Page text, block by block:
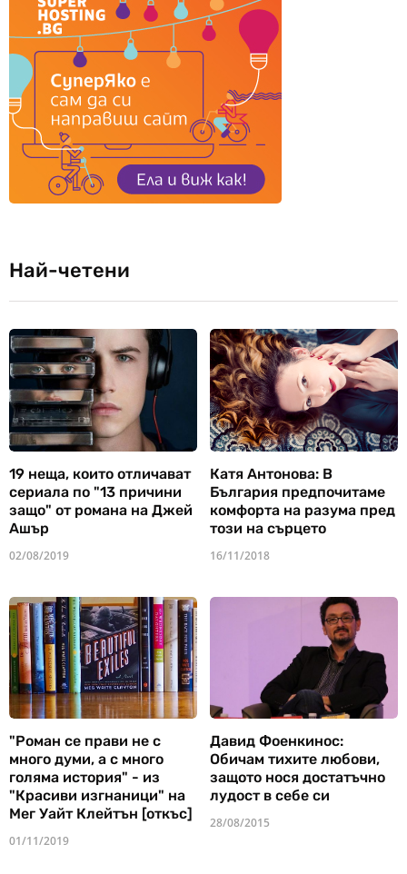
Най-четени
19 неща, които отличават
сериала по "13 причини
защо" от романа на Джей
Ашър
02/08/2019
Катя Антонова: В
България предпочитаме
комфорта на разума пред
този на сърцето
16/11/2018
"Роман се прави не с
много думи, а с много
голяма история" - из
"Красиви изгнаници" на
Мег Уайт Клейтън [откъс]
01/11/2019
Давид Фоенкинос:
Обичам тихите любови,
защото нося достатъчно
лудост в себе си
28/08/2015